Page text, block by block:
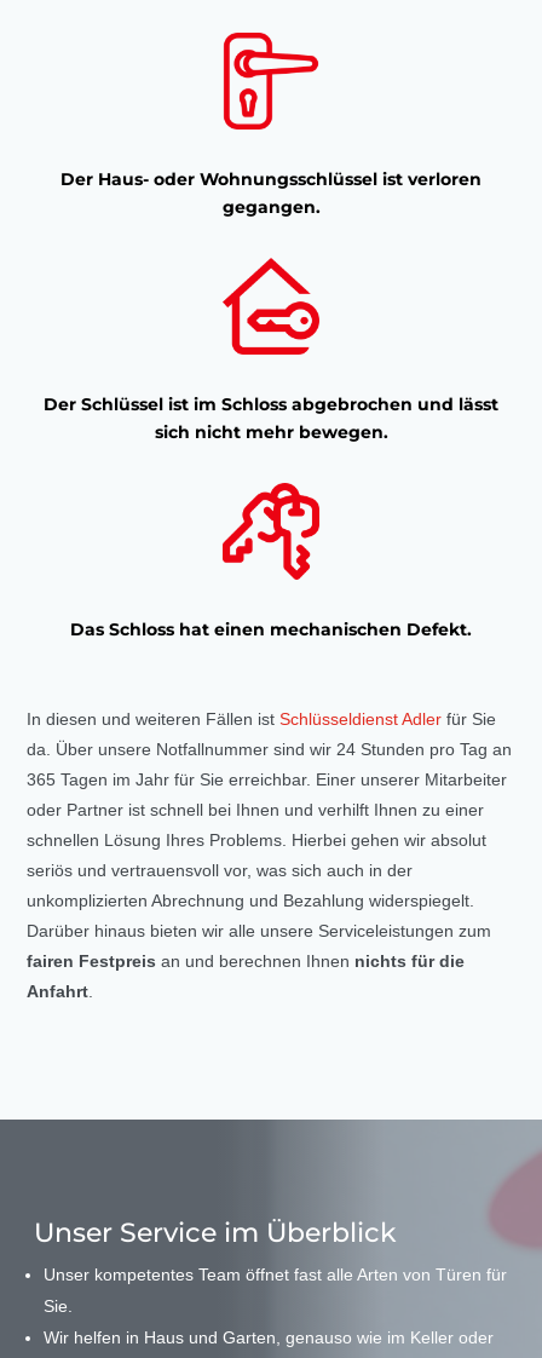
Der Haus- oder Wohnungsschlüssel ist verloren
gegangen.
Der Schlüssel ist im Schloss abgebrochen und lässt
sich nicht mehr bewegen.
Das Schloss hat einen mechanischen Defekt.
In diesen und weiteren Fällen istSchlüsseldienst Adler für Sie
da. Über unsere Notfallnummer sind wir 24 Stunden pro Tag an
365 Tagen im Jahr für Sie erreichbar. Einer unserer Mitarbeiter
oder Partner ist schnell bei Ihnen und verhilft Ihnen zu einer
schnellen Lösung Ihres Problems. Hierbei gehen wir absolut
seriös und vertrauensvoll vor, was sich auch in der
unkomplizierten Abrechnung und Bezahlung widerspiegelt.
Darüber hinaus bieten wir alle unsere Serviceleistungen zum
fairen Festpreis an und berechnen Ihnen nichts für die
Anfahrt
Unser Service im Überblick
Unser kompetentes Team öffnet fast alle Arten von Türen für
Sie.
Wir helfen in Haus und Garten, genauso wie im Keller oder